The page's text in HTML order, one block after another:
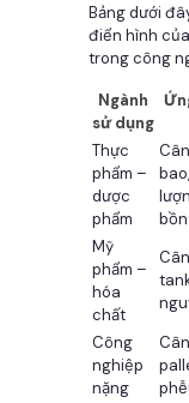
Bảng dưới
điển hình của
trong công
Ngành
sử dụng
Thực
phẩm –
dược
phẩm
Mỹ
phẩm –
hóa
chất
Công
nghiệp
nặng